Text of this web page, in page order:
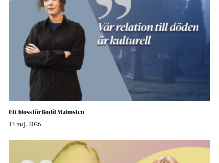
Ett bloss för Bodil Malmsten
13 maj, 2026